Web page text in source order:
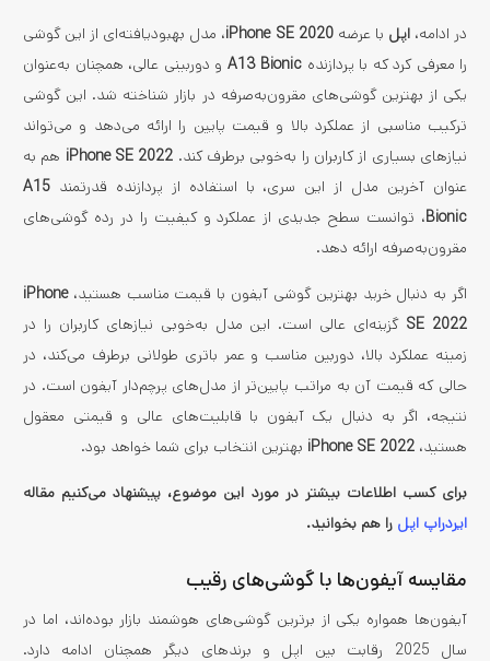
در ادامه،اپل با عرضهiPhone SE 2020، مدل بهبودیافته‌ای از این گوشی
را معرفی کرد که با پردازنده A13 Bionic و دوربینی عالی، همچنان به‌عنوان
یکی از بهترین گوشی‌های مقرون‌به‌صرفه در بازار شناخته شد. این گوشی
ترکیب مناسبی از عملکرد بالا و قیمت پایین را ارائه می‌دهد و می‌تواند
نیازهای بسیاری از کاربران را به‌خوبی برطرف کند. iPhone SE 2022 هم به
عنوان آخرین مدل از این سری، با استفاده از پردازنده قدرتمند A15
Bionic، توانست سطح جدیدی از عملکرد و کیفیت را در رده گوشی‌های
مقرون‌به‌صرفه ارائه دهد.
اگر به دنبال خرید بهترین گوشی آیفون با قیمت مناسب هستید،iPhone
SE 2022 گزینه‌ای عالی است. این مدل به‌خوبی نیازهای کاربران را در
زمینه عملکرد بالا، دوربین مناسب و عمر باتری طولانی برطرف می‌کند، در
حالی که قیمت آن به مراتب پایین‌تر از مدل‌های پرچم‌دار آیفون است. در
نتیجه، اگر به دنبال یک آیفون با قابلیت‌های عالی و قیمتی معقول
هستید، iPhone SE 2022 بهترین انتخاب برای شما خواهد بود.
برای کسب اطلاعات بیشتر در مورد این موضوع، پیشنهاد می‌کنیم مقاله
ایردراپ اپل را هم بخوانید.
مقایسه آیفون‌ها با گوشی‌های رقیب
آیفون‌ها همواره یکی از برترین گوشی‌های هوشمند بازار بوده‌اند، اما در
سال 2025 رقابت بین اپل و برندهای دیگر همچنان ادامه دارد.